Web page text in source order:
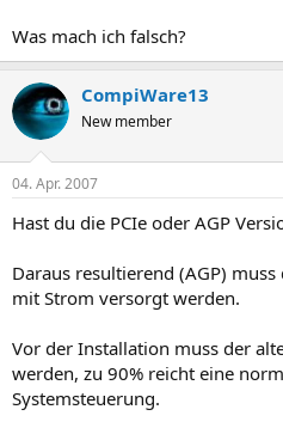
Was mach ich falsch?
CompiWare13
New member
04. Apr. 2007
Hast du die PCIe oder AGP
Daraus resultierend (AGP)
mit Strom versorgt werden.
Vor der Installation muss der
werden, zu 90% reicht eine
Systemsteuerung.